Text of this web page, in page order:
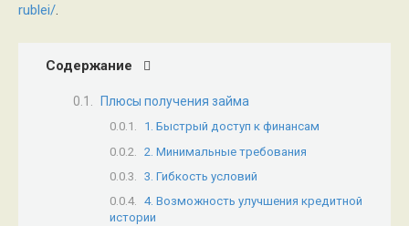
rublei/.
Содержание
Плюсы получения займа
1. Быстрый доступ к финансам
2. Минимальные требования
3. Гибкость условий
4. Возможность улучшения кредитной
истории